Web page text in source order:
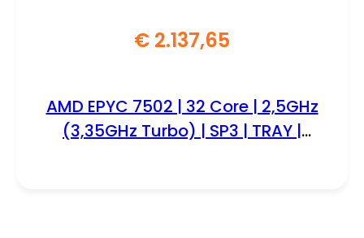
€ 2.137,65
AMD EPYC 7502 | 32 Core | 2,5GHz
(3,35GHz Turbo) | SP3 | TRAY |